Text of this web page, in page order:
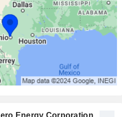
Energy Corporation